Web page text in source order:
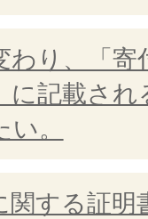
わり、「寄
に記載され
。
関する証